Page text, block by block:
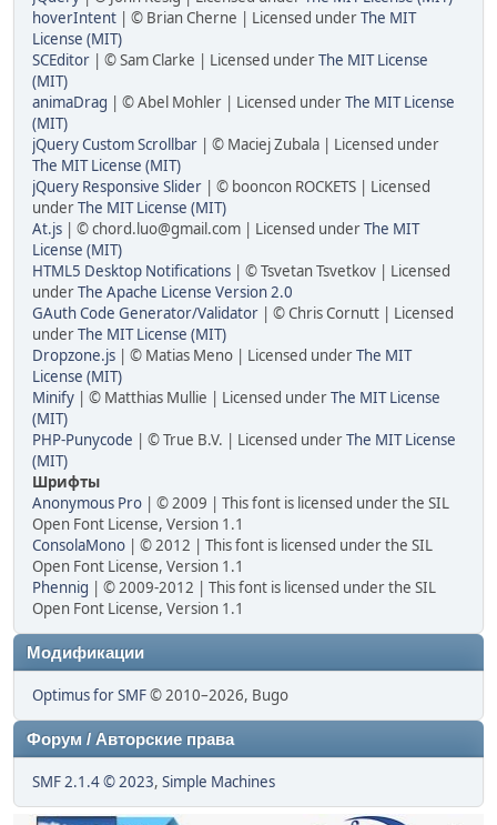
hoverIntent | © Brian Cherne | Licensed underThe MIT
License (MIT)
SCEditor | © Sam Clarke | Licensed underThe MIT License
(MIT)
animaDrag | © Abel Mohler | Licensed underThe MIT License
(MIT)
jQuery Custom Scrollbar | © Maciej Zubala | Licensed under
The MIT License (MIT)
jQuery Responsive Slider | © booncon ROCKETS | Licensed
underThe MIT License (MIT)
At.js | ©chord.luo@gmail.com | Licensed underThe MIT
License (MIT)
HTML5 Desktop Notifications | © Tsvetan Tsvetkov | Licensed
underThe Apache License Version 2.0
GAuth Code Generator/Validator | © Chris Cornutt | Licensed
underThe MIT License (MIT)
Dropzone.js | © Matias Meno | Licensed underThe MIT
License (MIT)
Minify | © Matthias Mullie | Licensed underThe MIT License
(MIT)
PHP-Punycode | © True B.V. | Licensed underThe MIT License
(MIT)
Шрифты
Anonymous Pro | © 2009 | This font is licensed under the SIL
Open Font License, Version 1.1
ConsolaMono | © 2012 | This font is licensed under the SIL
Open Font License, Version 1.1
Phennig | © 2009-2012 | This font is licensed under the SIL
Open Font License, Version 1.1
Модификации
Optimus for SMF© 2010–2026, Bugo
Форум / Авторские права
SMF 2.1.4 © 2023, Simple Machines